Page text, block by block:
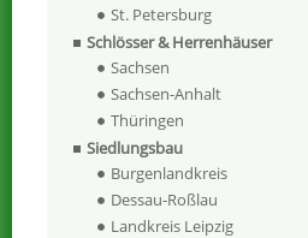
St. Petersburg
Schlösser & Herrenhäuser
Sachsen
Sachsen-Anhalt
Thüringen
Siedlungsbau
Burgenlandkreis
Dessau-Roßlau
Landkreis Leipzig